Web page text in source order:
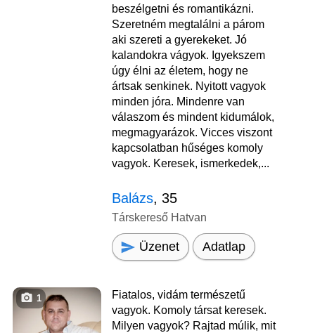
beszélgetni és romantikázni.
Szeretném megtalálni a párom
aki szereti a gyerekeket. Jó
kalandokra vágyok. Igyekszem
úgy élni az életem, hogy ne
ártsak senkinek. Nyitott vagyok
minden jóra. Mindenre van
válaszom és mindent kidumálok,
megmagyarázok. Vicces viszont
kapcsolatban hűséges komoly
vagyok. Keresek, ismerkedek,...
Balázs, 35
Társkereső Hatvan
Üzenet Adatlap
1
Fiatalos, vidám természetű
vagyok. Komoly társat keresek.
Milyen vagyok? Rajtad múlik, mit